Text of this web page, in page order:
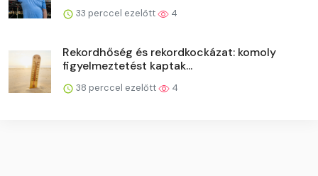
33 perccel ezelőtt 4
Rekordhőség és rekordkockázat: komoly
figyelmeztetést kaptak...
38 perccel ezelőtt 4